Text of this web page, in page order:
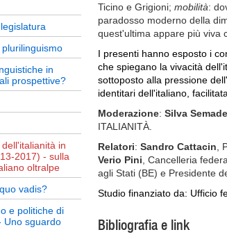
in
prospettive?
in
2017) - sulla
oltralpe
vadis?
e politiche di
Uno sguardo
Ticino e Grigioni; mobilità:
paradosso moderno della
quest'ultima appare più viva
I presenti hanno esposto i
che spiegano la vivacità
sottoposto alla pressione
identitari dell'italiano,
Moderazione: Silva
ITALIANITÀ.
Relatori: Sandro Cattacin ,
Verio Pini , Cancelleria
agli Stati (BE) e Presidente
Studio finanziato da: Ufficio
Bibliografia e link